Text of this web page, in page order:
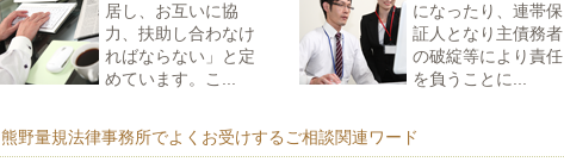
居し、お互いに協
力、扶助し合わなけ
ればならない」と定
めています。こ...
になったり、連帯保
証人となり主債務者
の破綻等により責任
を負うことに...
熊野量規法律事務所でよくお受けするご相談関連ワード